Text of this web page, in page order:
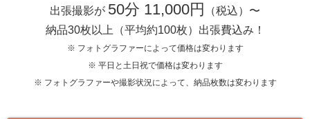
出張撮影が 50分 11,000円
（税込）〜
納品30枚以上（平均約100枚）出張費込み！
※ フォトグラファーによって価格は変わります
※ 平日と土日祝で価格は変わります
※ フォトグラファーや撮影状況によって、納品枚数は変わります